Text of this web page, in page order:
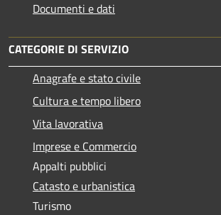
Documenti e dati
CATEGORIE DI SERVIZIO
Anagrafe e stato civile
Cultura e tempo libero
Vita lavorativa
Imprese e Commercio
Appalti pubblici
Catasto e urbanistica
Turismo